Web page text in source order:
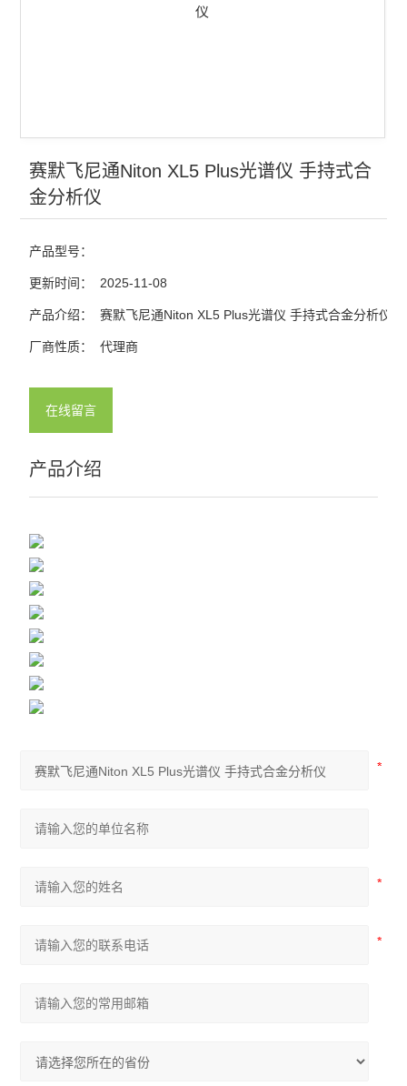
赛默飞尼通Niton XL5 Plus光谱仪 手持式合
金分析仪
产品型号：
更新时间： 2025-11-08
产品介绍： 赛默飞尼通Niton XL5 Plus光谱仪 手持式合金分析仪
厂商性质： 代理商
在线留言
产品介绍